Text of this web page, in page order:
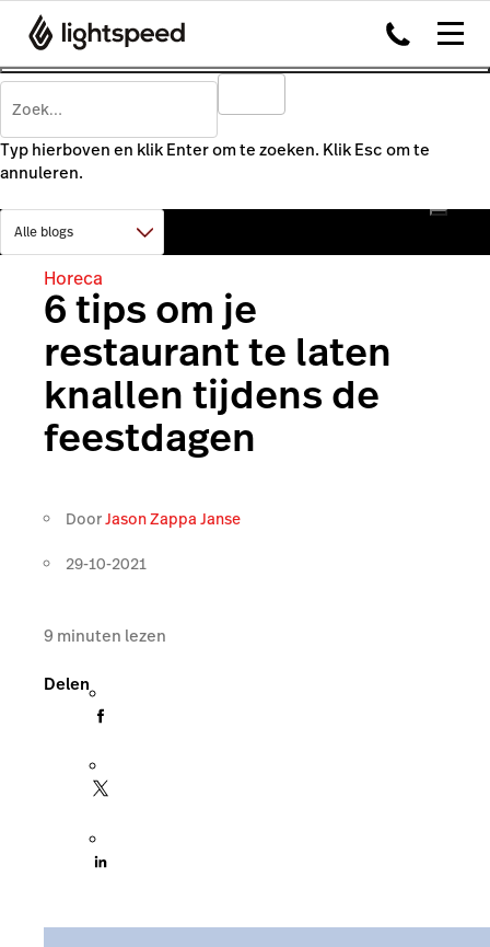
Typ hierboven en klik Enter om te zoeken. Klik Esc om te
annuleren.
Horeca
6 tips om je
restaurant te laten
knallen tijdens de
feestdagen
DoorJason Zappa Janse
29-10-2021
9 minuten lezen
Delen